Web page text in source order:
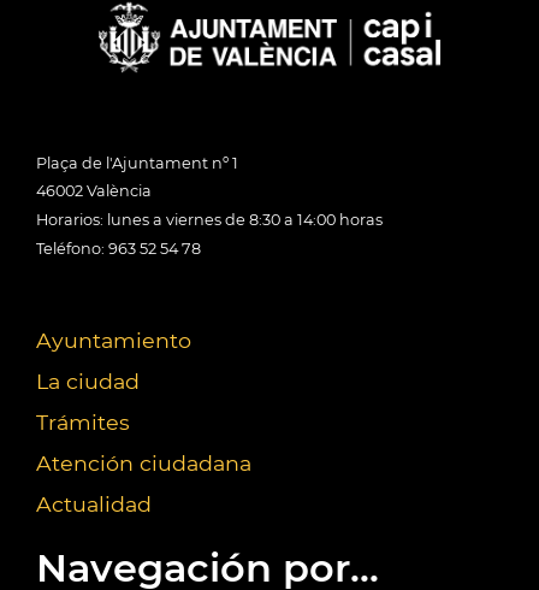
Plaça de l'Ajuntament nº 1
46002 València
Horarios: lunes a viernes de 8:30 a 14:00 horas
Teléfono: 963 52 54 78
Ayuntamiento
La ciudad
Trámites
Atención ciudadana
Actualidad
Navegación por...